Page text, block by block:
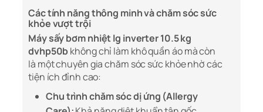
Các tính năng thông minh và chăm sóc sức
khỏe vượt trội
Máy sấy bơm nhiệt lg inverter 10.5 kg
dvhp50bkhông chỉ làm khô quần áo mà còn
là một chuyên gia chăm sóc sức khỏe nhờ các
tiện ích đỉnh cao:
Chu trình chăm sóc dị ứng (Allergy